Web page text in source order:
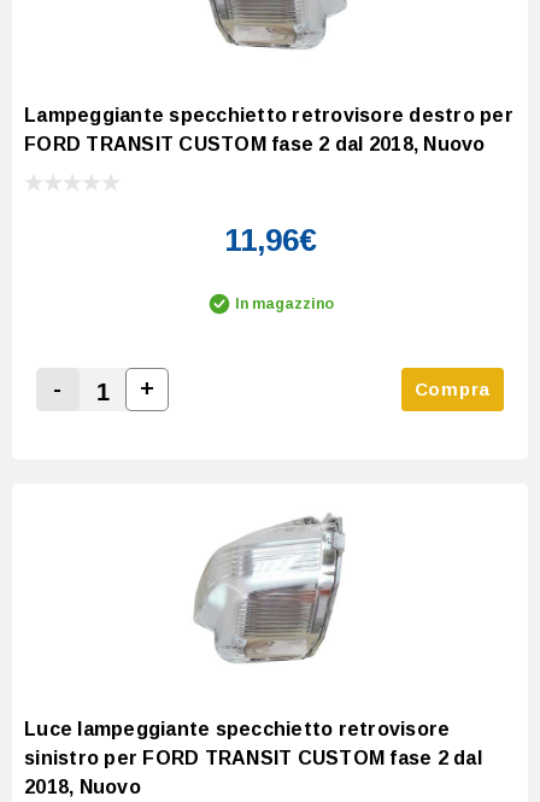
Lampeggiante specchietto retrovisore destro per
FORD TRANSIT CUSTOM fase 2 dal 2018, Nuovo
11,96€
In magazzino
Decrease Quantity:
-
Increase Quantity:
+ Compra
Luce lampeggiante specchietto retrovisore
sinistro per FORD TRANSIT CUSTOM fase 2 dal
2018, Nuovo